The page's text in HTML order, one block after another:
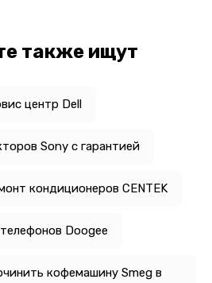
также ищут
центр Dell
Sony с гарантией
кондиционеров CENTEK
Doogee
кофемашину Smeg в